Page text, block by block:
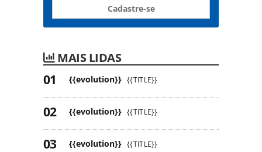
Cadastre-se
MAIS LIDAS
{{evolution}} {{TITLE}}
{{evolution}} {{TITLE}}
{{evolution}} {{TITLE}}